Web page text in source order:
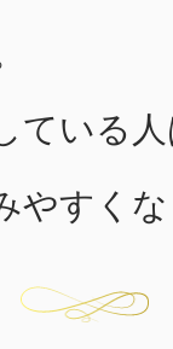
ている
やすく